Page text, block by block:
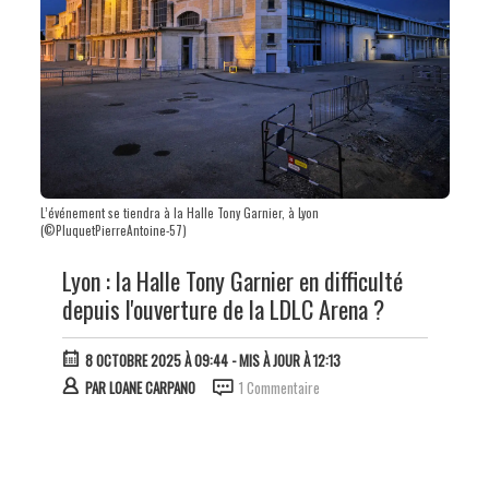
L’événement se tiendra à la Halle Tony Garnier, à Lyon
(©PluquetPierreAntoine-57)
Lyon : la Halle Tony Garnier en difficulté
depuis l'ouverture de la LDLC Arena ?
8 OCTOBRE 2025 À 09:44- MIS À JOUR À 12:13
PARLOANE CARPANO 1 Commentaire